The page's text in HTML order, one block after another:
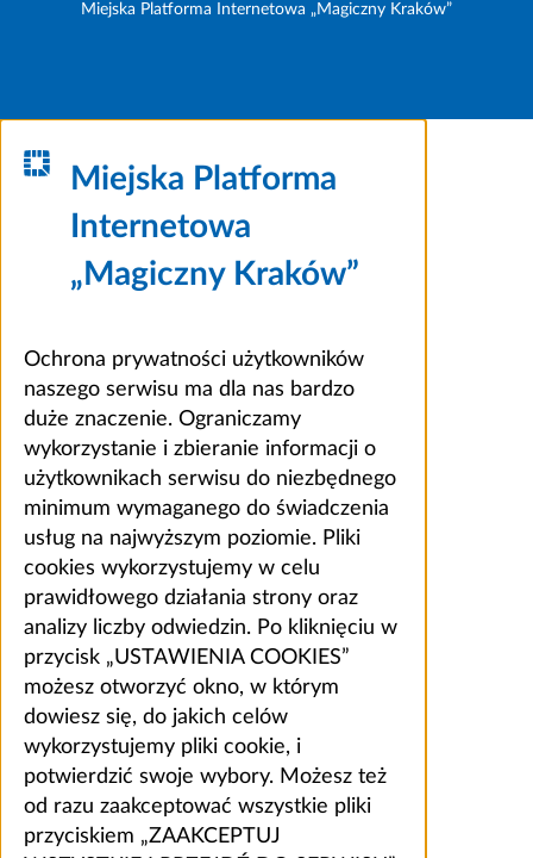
Miejska Platforma Internetowa „Magiczny Kraków”
Miejska Platforma
Internetowa
„Magiczny Kraków”
Ochrona prywatności użytkowników
naszego serwisu ma dla nas bardzo
duże znaczenie. Ograniczamy
wykorzystanie i zbieranie informacji o
użytkownikach serwisu do niezbędnego
minimum wymaganego do świadczenia
usług na najwyższym poziomie. Pliki
cookies wykorzystujemy w celu
prawidłowego działania strony oraz
analizy liczby odwiedzin. Po kliknięciu w
przycisk „USTAWIENIA COOKIES”
możesz otworzyć okno, w którym
dowiesz się, do jakich celów
wykorzystujemy pliki cookie, i
potwierdzić swoje wybory. Możesz też
od razu zaakceptować wszystkie pliki
przyciskiem „ZAAKCEPTUJ